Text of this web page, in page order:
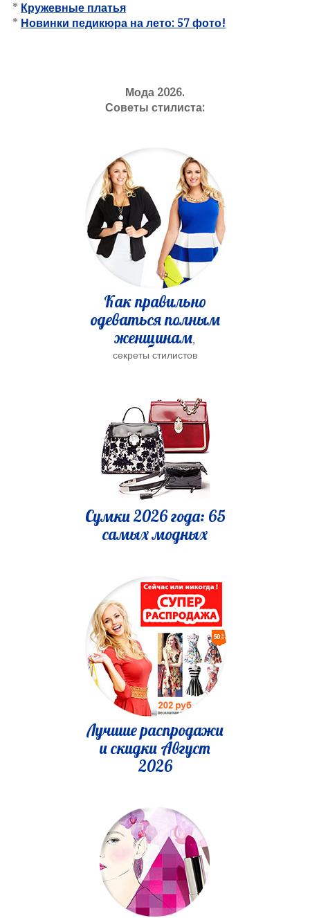
* Кружевные платья
* Новинки педикюра на лето: 57 фото!
Мода 2026.
Советы стилиста:
Как правильно
одеваться полным
женщинам,
секреты стилистов
Сумки 2026 года: 65
самых модных
Лучшие распродажи
и скидки Август
2026